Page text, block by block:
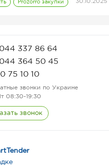
Prozorro закупки 30.10.2025
337 86 64
364 50 45
75 10 10
звонки по Украине
08:30-19:30
звонок